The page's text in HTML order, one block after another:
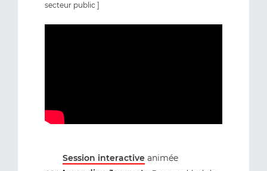
secteur public ]
Session interactive animée